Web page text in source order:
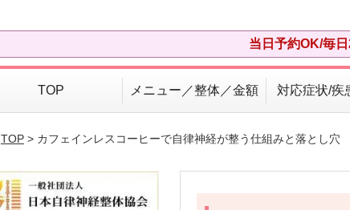
当日予約OK/毎
TOP メニュー／整体／金額 対応症状/疾
TOP> カフェインレスコーヒーで自律神経が整う仕組みと落とし穴